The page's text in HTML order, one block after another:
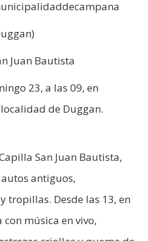
Juan Bautista
23, a las 09, en
de Duggan.
San Juan Bautista,
antiguos,
tropillas. Desde las 13, en
música en vivo,